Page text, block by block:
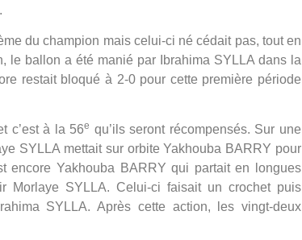
du champion mais celui-ci né cédait pas, tout en
le ballon a été manié par Ibrahima SYLLA dans la
restait bloqué à 2-0 pour cette première période
c’est à la 56e qu’ils seront récompensés. Sur une
SYLLA mettait sur orbite Yakhouba BARRY pour
encore Yakhouba BARRY qui partait en longues
Morlaye SYLLA. Celui-ci faisait un crochet puis
SYLLA. Après cette action, les vingt-deux